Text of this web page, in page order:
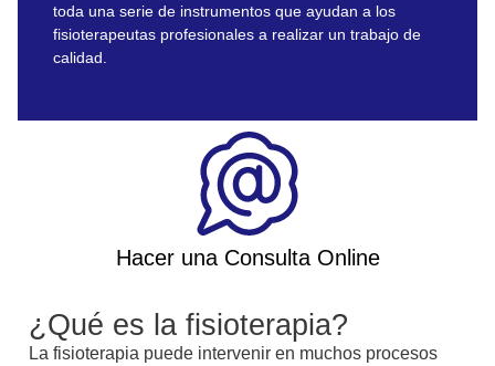
toda una serie de instrumentos que ayudan a los
fisioterapeutas profesionales a realizar un trabajo de
calidad.
Hacer una Consulta Online
¿Qué es la fisioterapia?
La fisioterapia puede intervenir en muchos procesos